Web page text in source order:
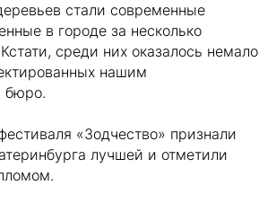
стали современные
в городе за несколько
среди них оказалось немало
нашим
бюро.
«Зодчество» признали
лучшей и отметили